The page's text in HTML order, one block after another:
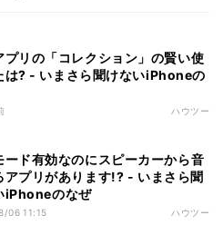
プリの「コレクション」の賢い使
は? - いまさら聞けないiPhoneの
ハウツー
ード有効なのにスピーカーから音
アプリがあります!? - いまさら聞
iPhoneのなぜ
06 11:15 ハウツー